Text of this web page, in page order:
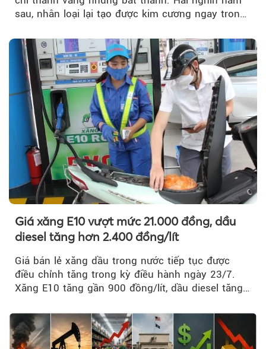
sau, nhân loại lại tạo được kim cương ngay trong
Giá xăng E10 vượt mức 21.000 đồng, dầu
diesel tăng hơn 2.400 đồng/lít
Giá bán lẻ xăng dầu trong nước tiếp tục được
điều chỉnh tăng trong kỳ điều hành ngày 23/7.
Xăng E10 tăng gần 900 đồng/lít, dầu diesel tăng